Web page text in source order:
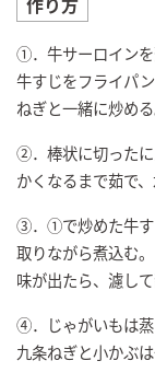
①．牛サーロインを
牛すじをフライパ
ねぎと一緒に炒める
②．棒状に切った
かくなるまで茹で
③．①で炒めた牛す
取りながら煮込む。
味が出たら、濾し
④．じゃがいもは蒸
九条ねぎと小かぶ